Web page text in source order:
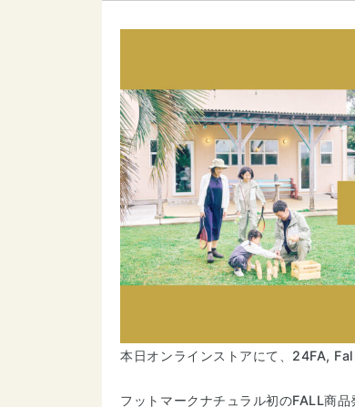
本日オンラインストアにて、24FA,
フットマークナチュラル初のFALL商品